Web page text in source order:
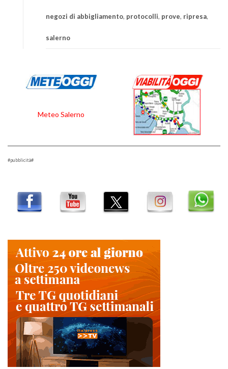
negozi di abbigliamento, protocolli, prove, ripresa,
salerno
Meteo Salerno
#pubblicità#